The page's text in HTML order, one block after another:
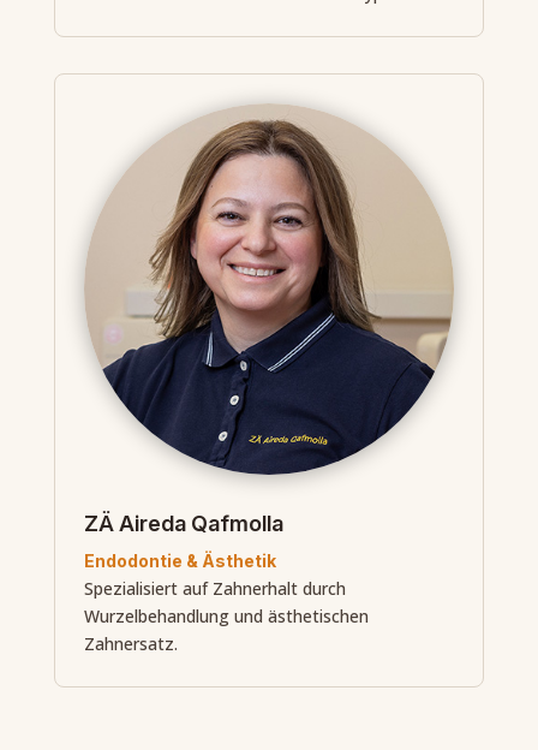
ZÄ Aireda Qafmolla
Endodontie & Ästhetik
Spezialisiert auf Zahnerhalt durch
Wurzelbehandlung und ästhetischen
Zahnersatz.